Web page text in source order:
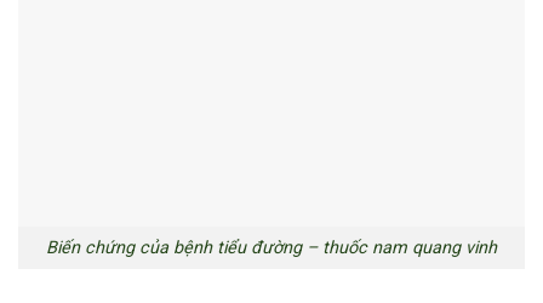
Biến chứng của bệnh tiểu đường – thuốc nam quang vinh